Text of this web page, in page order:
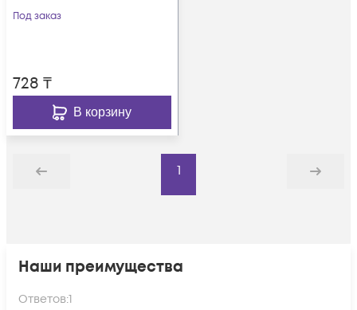
Под заказ
728 ₸
В корзину
Назад
1
Дальше
Наши преимущества
Ответов:1